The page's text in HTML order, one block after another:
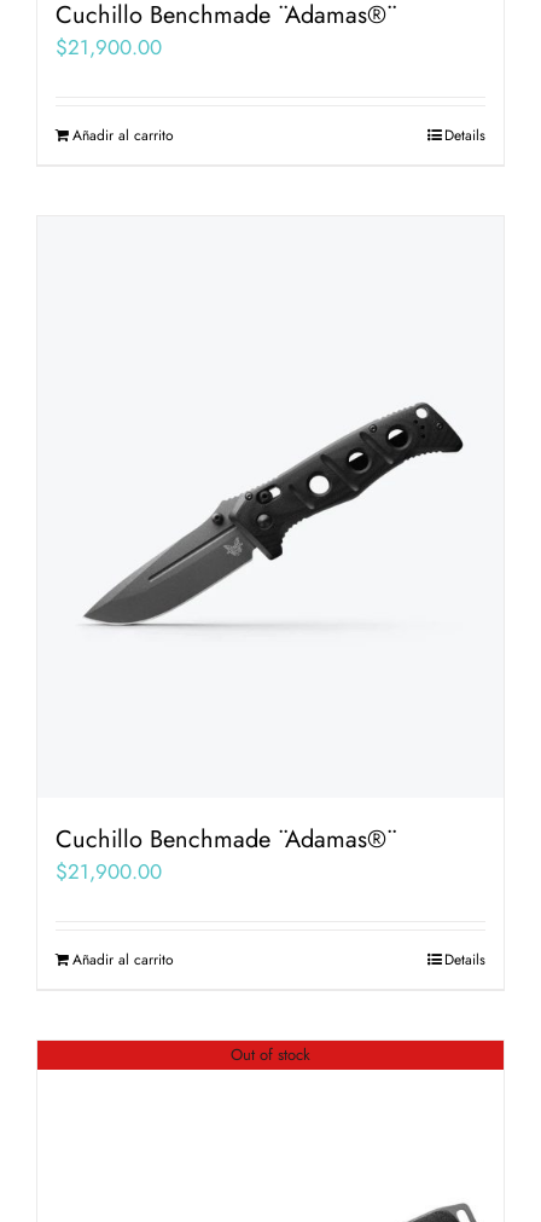
Cuchillo Benchmade ¨Adamas®¨
$21,900.00
Añadir al carrito Details
Cuchillo Benchmade ¨Adamas®¨
$21,900.00
Añadir al carrito Details
Out of stock